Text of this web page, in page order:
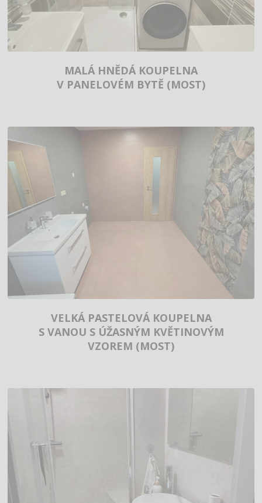
MALÁ HNĚDÁ KOUPELNA
V PANELOVÉM BYTĚ (MOST)
VELKÁ PASTELOVÁ KOUPELNA
S VANOU S ÚŽASNÝM KVĚTINOVÝM
VZOREM (MOST)